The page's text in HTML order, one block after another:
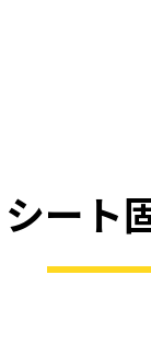
シート